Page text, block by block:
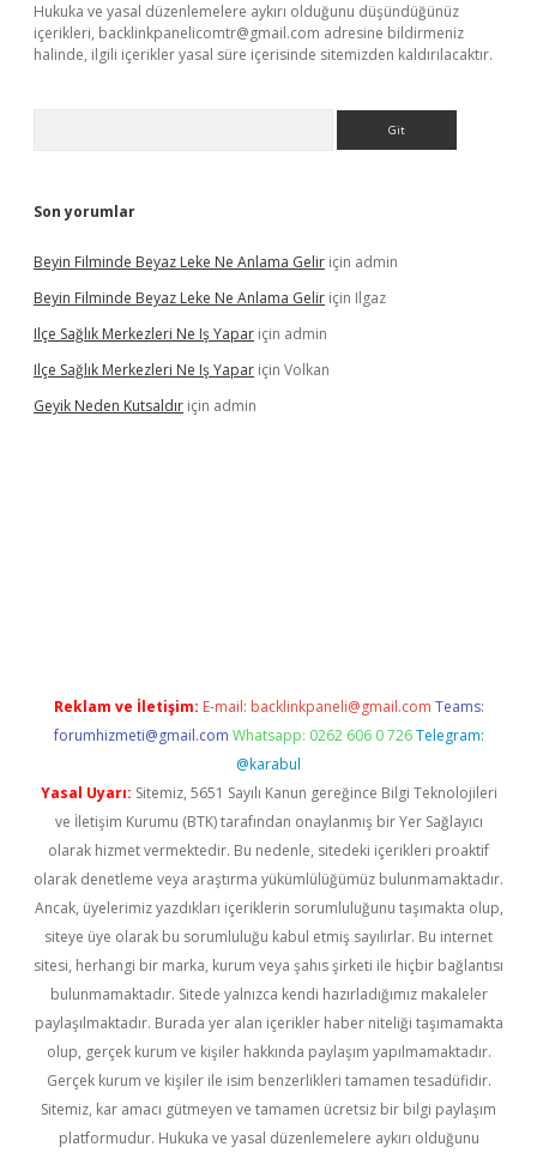
Hukuka ve yasal düzenlemelere aykırı olduğunu düşündüğünüz
içerikleri, backlinkpanelicomtr@gmail.com adresine bildirmeniz
halinde, ilgili içerikler yasal süre içerisinde sitemizden kaldırılacaktır.
Son yorumlar
Beyin Filminde Beyaz Leke Ne Anlama Gelir için admin
Beyin Filminde Beyaz Leke Ne Anlama Gelir için Ilgaz
Ilçe Sağlık Merkezleri Ne Iş Yapar için admin
Ilçe Sağlık Merkezleri Ne Iş Yapar için Volkan
Geyik Neden Kutsaldır için admin
Reklam ve İletişim: E-mail: backlinkpaneli@gmail.com Teams:
forumhizmeti@gmail.com Whatsapp: 0262 606 0 726 Telegram:
@karabul
Yasal Uyarı: Sitemiz, 5651 Sayılı Kanun gereğince Bilgi Teknolojileri
ve İletişim Kurumu (BTK) tarafından onaylanmış bir Yer Sağlayıcı
olarak hizmet vermektedir. Bu nedenle, sitedeki içerikleri proaktif
olarak denetleme veya araştırma yükümlülüğümüz bulunmamaktadır.
Ancak, üyelerimiz yazdıkları içeriklerin sorumluluğunu taşımakta olup,
siteye üye olarak bu sorumluluğu kabul etmiş sayılırlar. Bu internet
sitesi, herhangi bir marka, kurum veya şahıs şirketi ile hiçbir bağlantısı
bulunmamaktadır. Sitede yalnızca kendi hazırladığımız makaleler
paylaşılmaktadır. Burada yer alan içerikler haber niteliği taşımamakta
olup, gerçek kurum ve kişiler hakkında paylaşım yapılmamaktadır.
Gerçek kurum ve kişiler ile isim benzerlikleri tamamen tesadüfidir.
Sitemiz, kar amacı gütmeyen ve tamamen ücretsiz bir bilgi paylaşım
platformudur. Hukuka ve yasal düzenlemelere aykırı olduğunu